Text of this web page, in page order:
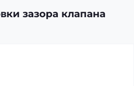
зазора клапана